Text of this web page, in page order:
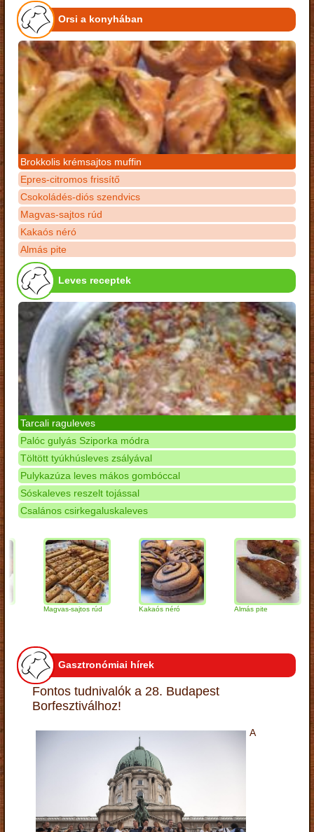
Orsi a konyhában
Brokkolis krémsajtos muffin
Epres-citromos frissítő
Csokoládés-diós szendvics
Magvas-sajtos rúd
Kakaós néró
Almás pite
Leves receptek
Tarcali raguleves
Palóc gulyás Sziporka módra
Töltött tyúkhúsleves zsályával
Pulykazúza leves mákos gombóccal
Sóskaleves reszelt tojással
Csalános csirkegaluskaleves
Magvas-sajtos rúd Kakaós néró Almás pite
Gasztronómiai hírek
Fontos tudnivalók a 28. Budapest
Borfesztiválhoz!
A